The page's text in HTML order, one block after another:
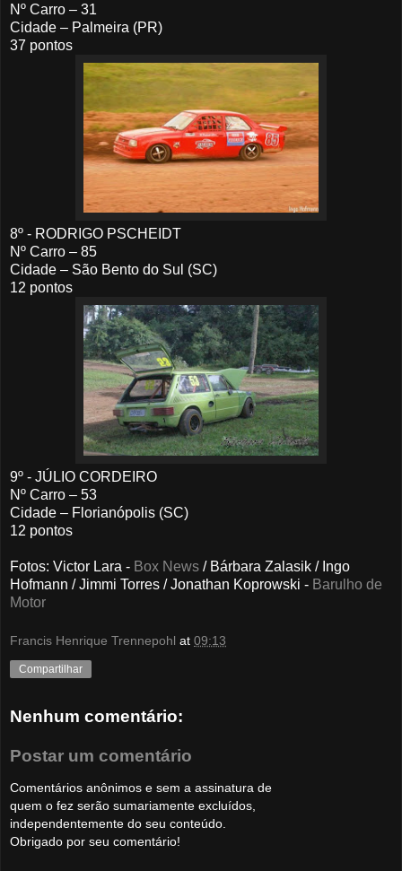
Nº Carro – 31
Cidade – Palmeira (PR)
37 pontos
8º - RODRIGO PSCHEIDT
Nº Carro – 85
Cidade – São Bento do Sul (SC)
12 pontos
9º - JÚLIO CORDEIRO
Nº Carro – 53
Cidade – Florianópolis (SC)
12 pontos
Fotos: Victor Lara - Box News / Bárbara Zalasik / Ingo
Hofmann / Jimmi Torres / Jonathan Koprowski - Barulho de
Motor
Francis Henrique Trennepohl at 09:13
Compartilhar
Nenhum comentário:
Postar um comentário
Comentários anônimos e sem a assinatura de
quem o fez serão sumariamente excluídos,
independentemente do seu conteúdo.
Obrigado por seu comentário!